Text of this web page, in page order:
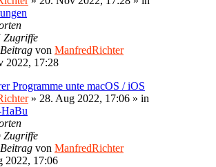
Zugriffe
von ManfredRichter
2022, 17:28
Programme unte macOS / iOS
» 28. Aug 2022, 17:06 » in
Zugriffe
von ManfredRichter
2022, 17:06